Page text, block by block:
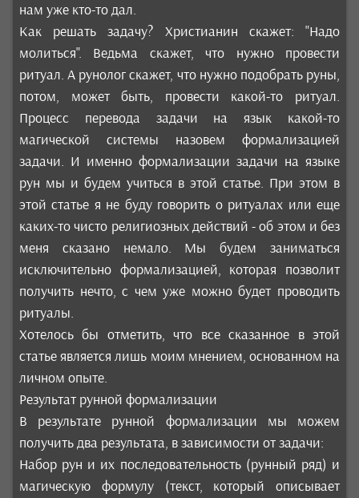
нам уже кто-то дал.
Как решать задачу? Христианин скажет: "Надо
молиться". Ведьма скажет, что нужно провести
ритуал. А рунолог скажет, что нужно подобрать руны,
потом, может быть, провести какой-то ритуал.
Процесс перевода задачи на язык какой-то
магической системы назовем формализацией
задачи. И именно формализации задачи на языке
рун мы и будем учиться в этой статье. При этом в
этой статье я не буду говорить о ритуалах или еще
каких-то чисто религиозных действий - об этом и без
меня сказано немало. Мы будем заниматься
исключительно формализацией, которая позволит
получить нечто, с чем уже можно будет проводить
ритуалы.
Хотелось бы отметить, что все сказанное в этой
статье является лишь моим мнением, основанном на
личном опыте.
Результат рунной формализации
В результате рунной формализации мы можем
получить два результата, в зависимости от задачи:
Набор рун и их последовательность (рунный ряд) и
магическую формулу (текст, который описывает